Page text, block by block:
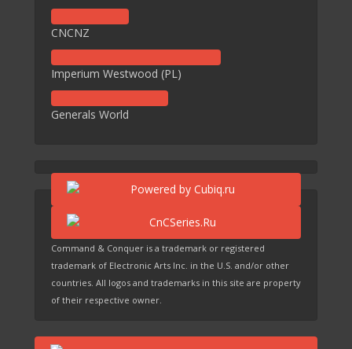
CNCNZ
Imperium Westwood (PL)
Generals World
Command & Conquer is a trademark or registered
trademark of Electronic Arts Inc. in the U.S. and/or other
countries. All logos and trademarks in this site are property
of their respective owner.